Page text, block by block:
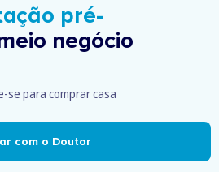
pré-
negócio
se para comprar casa
com o Doutor